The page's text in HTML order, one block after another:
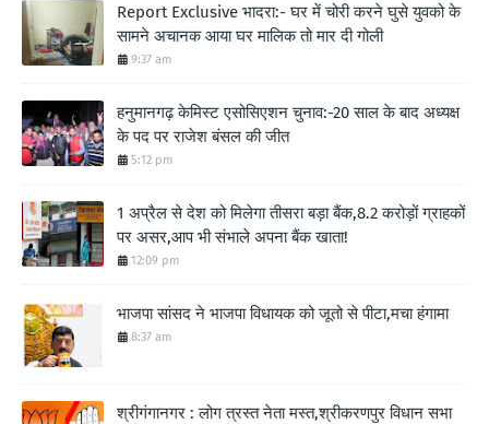
Report Exclusive भादरा:- घर में चोरी करने घुसे युवको के
सामने अचानक आया घर मालिक तो मार दी गोली
9:37 am
हनुमानगढ़ केमिस्ट एसोसिएशन चुनाव:-20 साल के बाद अध्यक्ष
के पद पर राजेश बंसल की जीत
5:12 pm
1 अप्रैल से देश को मिलेगा तीसरा बड़ा बैंक,8.2 करोड़ों ग्राहकों
पर असर,आप भी संभाले अपना बैंक खाता!
12:09 pm
भाजपा सांसद ने भाजपा विधायक को जूतो से पीटा,मचा हंगामा
8:37 am
श्रीगंगानगर : लोग त्रस्त नेता मस्त,श्रीकरणपुर विधान सभा